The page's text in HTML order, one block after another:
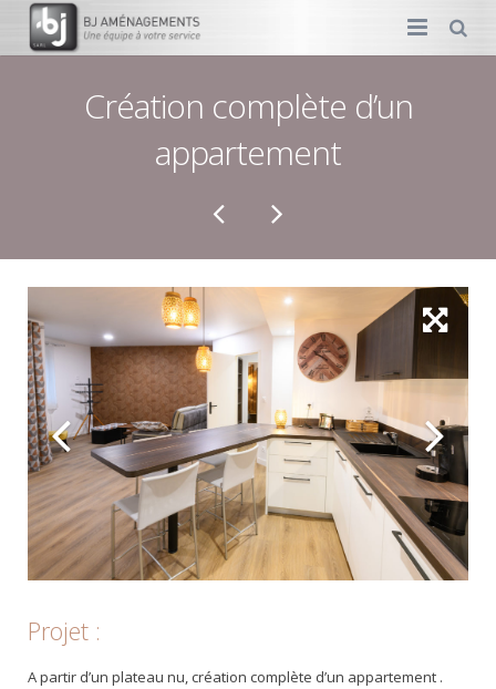
MENUISERIE
AMÉNAGEMENT
DÉCORATION
PLOMBERIE
Création complète d’un
appartement
Projet :
A partir d’un plateau nu, création complète d’un appartement .